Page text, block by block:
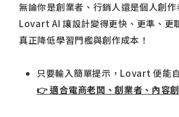
無論你是創業者、行銷人還是個人創作
Lovart AI 讓設計變得更快、更準、更
真正降低學習門檻與創作成本！
只要輸入簡單提示，Lovart 便能
👉 適合電商老闆、創業者、內容